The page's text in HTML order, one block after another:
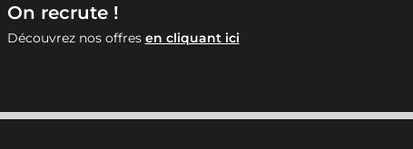
On recrute !
Découvrez nos offres en cliquant ici